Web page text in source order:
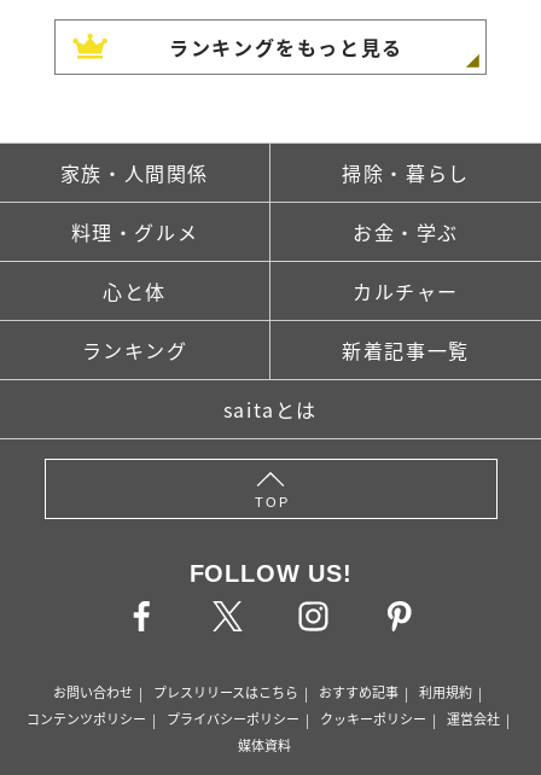
ランキングをもっと見る
家族・人間関係 掃除・暮らし
料理・グルメ お金・学ぶ
心と体 カルチャー
ランキング 新着記事一覧
saitaとは
TOP
FOLLOW US!
お問い合わせ プレスリリースはこちら おすすめ記事
利用規約
コンテンツポリシー
プライバシーポリシー クッキーポリシー
運営会社
媒体資料